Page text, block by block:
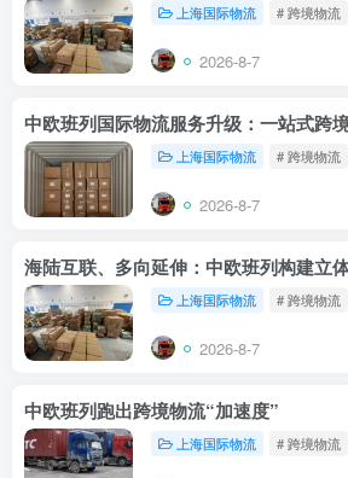
上海国际物流 # 跨境物流
2026-8-7
中欧班列国际物流服务升级：一站式跨
上海国际物流 # 跨境物流
2026-8-7
海陆互联、多向延伸：中欧班列构建立
上海国际物流 # 跨境物流
2026-8-7
中欧班列跑出跨境物流“加速度”
上海国际物流 # 跨境物流